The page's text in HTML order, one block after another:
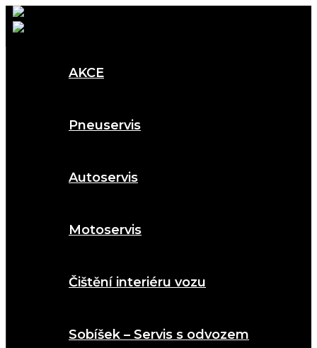
AKCE
Pneuservis
Autoservis
Motoservis
Čištění interiéru vozu
Sobíšek – Servis s odvozem